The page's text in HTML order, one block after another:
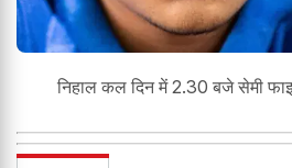
निहाल कल दिन में 2.30 बजे सेमी